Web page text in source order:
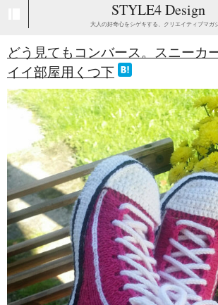
STYLE4 Design
大人の好奇心をシゲキする、クリエイティブマガ
どう見てもコンバース。スニーカ
イイ部屋用くつ下